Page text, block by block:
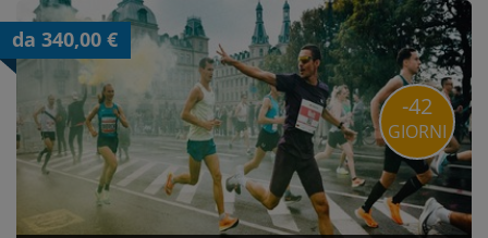
da 340,00 €
-42
GIORNI